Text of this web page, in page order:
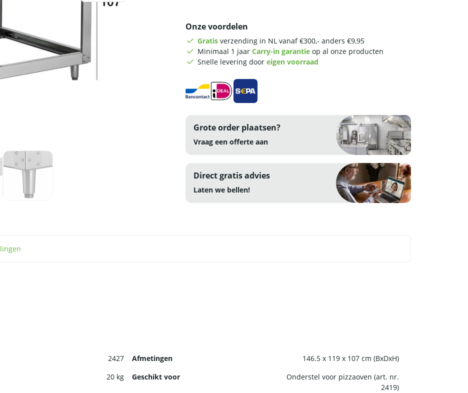
x
119
107
RVS
aantal
Onze voordelen
Gratis verzending in NL vanaf €300,- anders €9,95
Minimaal 1 jaar Carry-in garantie op al onze producten
Snelle levering door eigen voorraad
Grote order plaatsen?
Vraag een offerte aan
Direct gratis advies
Laten we bellen!
2427 Afmetingen
146.5 x 119 x 107 cm (BxDxH)
20 kg Geschikt voor
Onderstel voor pizzaoven (art. nr.
2419)